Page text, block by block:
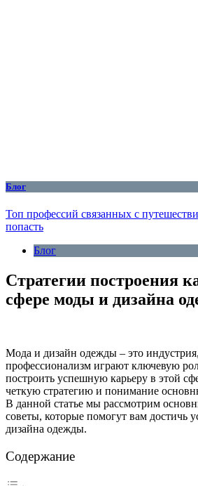
Блог
Топ профессий связанных с
попасть
Блог
Стратегии построения
сфере моды и дизайна
Мода и дизайн одежды – это
профессионализм играют ключевую
построить успешную карьеру в этой
четкую стратегию и понимание
В данной статье мы рассмотрим
советы, которые помогут вам достичь
дизайна одежды.
Содержание